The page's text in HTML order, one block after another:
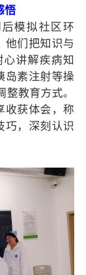
悟
模拟社区环
他们把知识与
心讲解疾病知
岛素注射等操
教育方式。
收获体会，称
巧，深刻认识